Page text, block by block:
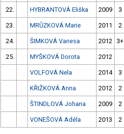
22. HYBRANTOVÁ Eliška 2009 3
23. MRŮZKOVÁ Marie 2011 2
24. ŠIMKOVÁ Vanesa 2012 3+
25. MYŠKOVÁ Dorota 2012
VOLFOVÁ Nela 2014 3
KŘIŽKOVÁ Anna 2012 2
ŠTINDLOVÁ Johana 2009 2
VONEŠOVÁ Adéla 2013 2